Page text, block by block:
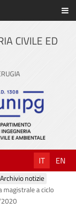
CIVILE ED
IT EN
Archivio notizie
magistrale a ciclo
2020